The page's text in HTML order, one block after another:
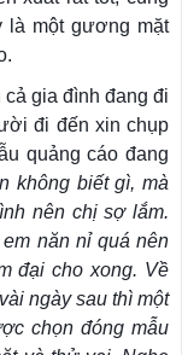
một gương mặt
gia đình đang đi
đi đến xin chụp
quảng cáo đang
không biết gì, mà
nên chị sợ lắm.
năn nỉ quá nên
đại cho xong. Về
ngày sau thì một
chọn đóng mẫu